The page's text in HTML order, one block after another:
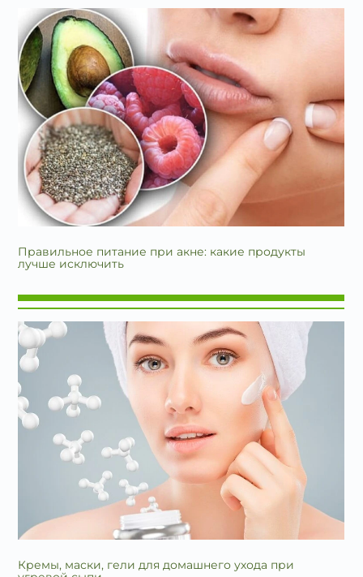
Правильное питание при акне: какие продукты
лучше исключить
Кремы, маски, гели для домашнего ухода при